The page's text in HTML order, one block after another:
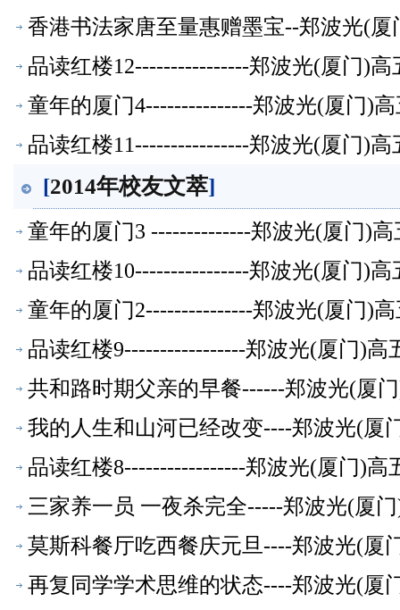
香港书法家唐至量惠赠墨宝--郑波光(
品读红楼12----------------郑波光(厦门)
童年的厦门4---------------郑波光(厦门)
品读红楼11----------------郑波光(厦门)
[2014年校友文萃]
童年的厦门3 --------------郑波光(厦门)
品读红楼10----------------郑波光(厦门)
童年的厦门2---------------郑波光(厦门)
品读红楼9-----------------郑波光(厦门)高
共和路时期父亲的早餐------郑波光(厦
我的人生和山河已经改变----郑波光(厦
品读红楼8-----------------郑波光(厦门)高
三家养一员 一夜杀完全-----郑波光(厦
莫斯科餐厅吃西餐庆元旦----郑波光(厦
再复同学学术思维的状态----郑波光(厦